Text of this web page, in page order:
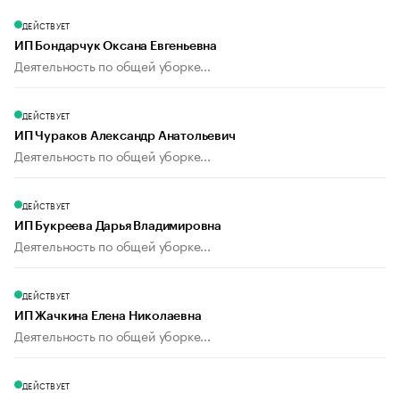
ДЕЙСТВУЕТ
ИП Бондарчук Оксана Евгеньевна
Деятельность по общей уборке...
ДЕЙСТВУЕТ
ИП Чураков Александр Анатольевич
Деятельность по общей уборке...
ДЕЙСТВУЕТ
ИП Букреева Дарья Владимировна
Деятельность по общей уборке...
ДЕЙСТВУЕТ
ИП Жачкина Елена Николаевна
Деятельность по общей уборке...
ДЕЙСТВУЕТ